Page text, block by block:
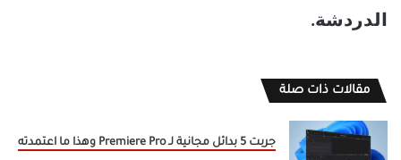
الدردشة.
مقالات ذات صلة
جربت 5 بدائل مجانية لـ Premiere Pro وهذا ما اعتمدته